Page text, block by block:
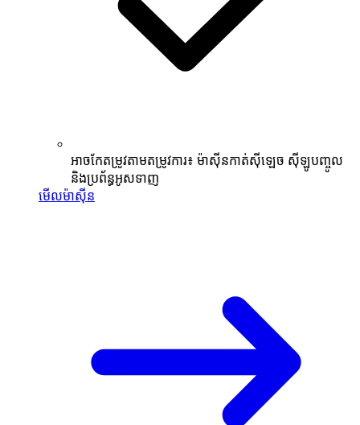
អាចកែតម្រូវតាមតម្រូវការ៖ ម៉ាស៊ីនកាត់ស៊ីឡេច ស៊ីឡូបញ្ចូល
និងប្រព័ន្ធអូសទាញ
មើលម៉ាស៊ីន